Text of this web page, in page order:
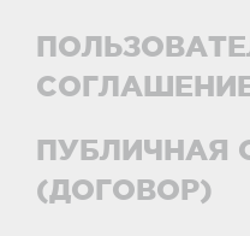
ПУБЛИЧНАЯ
(ДОГОВОР)